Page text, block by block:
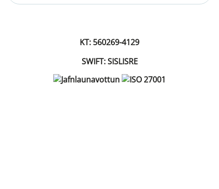
KT: 560269-4129
SWIFT: SISLISRE